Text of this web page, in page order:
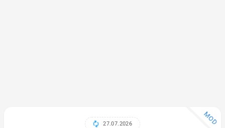
MOD
27.07.2026